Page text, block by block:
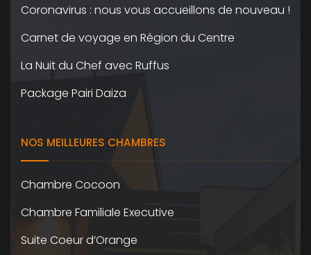
Coronavirus : nous vous accueillons de nouveau !
Carnet de voyage en Région du Centre
La Nuit du Chef avec Ruffus
Package Pairi Daiza
NOS MEILLEURES CHAMBRES
Chambre Cocoon
Chambre Familiale Executive
Suite Coeur d’Orange